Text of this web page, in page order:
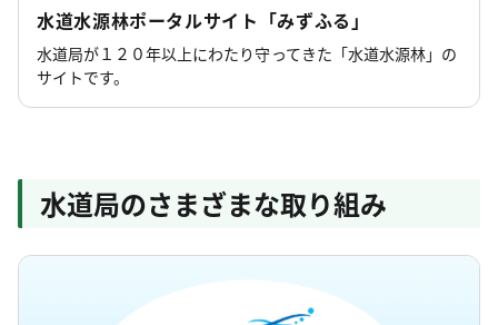
水道水源林ポータルサイト「みずふる」
水道局が１２０年以上にわたり守ってきた「水道水源林」の
サイトです。
水道局のさまざまな取り組み